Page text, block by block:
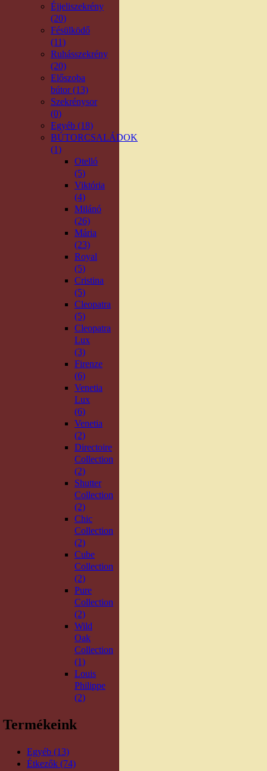
Éjjeliszekrény
(20)
Fésülködő
(11)
Ruhásszekrény
(20)
Előszoba
bútor (13)
Szekrénysor
(0)
Egyéb (18)
BÚTORCSALÁDOK
(1)
Otelló
(5)
Viktória
(4)
Milánó
(26)
Mária
(23)
Royal
(5)
Cristina
(5)
Cleopatra
(5)
Cleopatra
Lux
(3)
Firenze
(6)
Venetia
Lux
(6)
Venetia
(2)
Directoire
Collection
(2)
Shutter
Collection
(2)
Chic
Collection
(2)
Cube
Collection
(2)
Pure
Collection
(2)
Wild
Oak
Collection
(1)
Louis
Philippe
(2)
Termékeink
Egyéb (13)
Étkezők (74)